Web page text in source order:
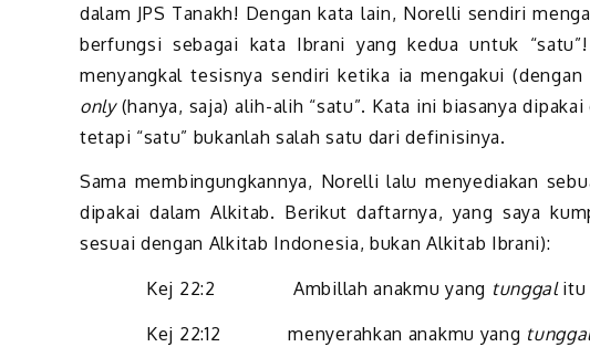
dalam JPS Tanakh! Dengan kata lain, Norelli sendiri
berfungsi sebagai kata Ibrani yang kedua untuk
menyangkal tesisnya sendiri ketika ia mengakui
only(hanya, saja) alih-alih “satu”. Kata ini biasanya
tetapi “satu” bukanlah salah satu dari definisinya.
Sama membingungkannya, Norelli lalu menyediakan
dipakai dalam Alkitab. Berikut daftarnya, yang saya
sesuai dengan Alkitab Indonesia, bukan Alkitab Ibrani):
Kej 22:2 Ambillah anakmu yang tunggalitu
Kej 22:12 menyerahkan anakmu yang